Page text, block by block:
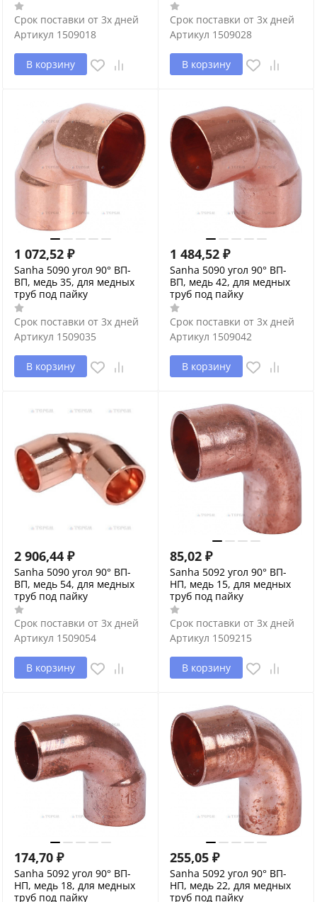
Срок поставки от 3х дней
Артикул 1509018
В корзину
Срок поставки от 3х дней
Артикул 1509028
В корзину
1 072,52 ₽
Sanha 5090 угол 90° ВП-
ВП, медь 35, для медных
труб под пайку
Срок поставки от 3х дней
Артикул 1509035
В корзину
1 484,52 ₽
Sanha 5090 угол 90° ВП-
ВП, медь 42, для медных
труб под пайку
Срок поставки от 3х дней
Артикул 1509042
В корзину
2 906,44 ₽
Sanha 5090 угол 90° ВП-
ВП, медь 54, для медных
труб под пайку
Срок поставки от 3х дней
Артикул 1509054
В корзину
85,02 ₽
Sanha 5092 угол 90° ВП-
НП, медь 15, для медных
труб под пайку
Срок поставки от 3х дней
Артикул 1509215
В корзину
174,70 ₽
Sanha 5092 угол 90° ВП-
НП, медь 18, для медных
труб под пайку
255,05 ₽
Sanha 5092 угол 90° ВП-
НП, медь 22, для медных
труб под пайку